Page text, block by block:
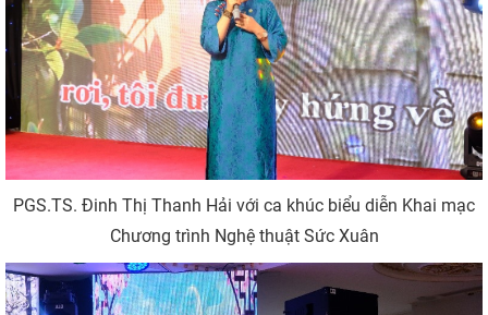
PGS.TS. Đinh Thị Thanh Hải với ca khúc biểu diễn Khai mạc
Chương trình Nghệ thuật Sức Xuân